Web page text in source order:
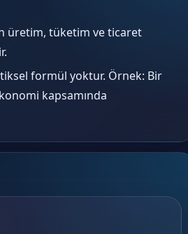
üretim, tüketim ve ticaret
formül yoktur. Örnek: Bir
kapsamında